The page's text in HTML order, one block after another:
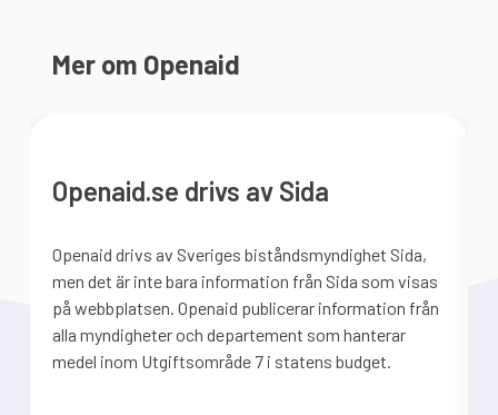
Mer om Openaid
Openaid.se drivs av Sida
Openaid drivs av Sveriges biståndsmyndighet Sida,
men det är inte bara information från Sida som visas
på webbplatsen. Openaid publicerar information från
alla myndigheter och departement som hanterar
medel inom Utgiftsområde 7 i statens budget.